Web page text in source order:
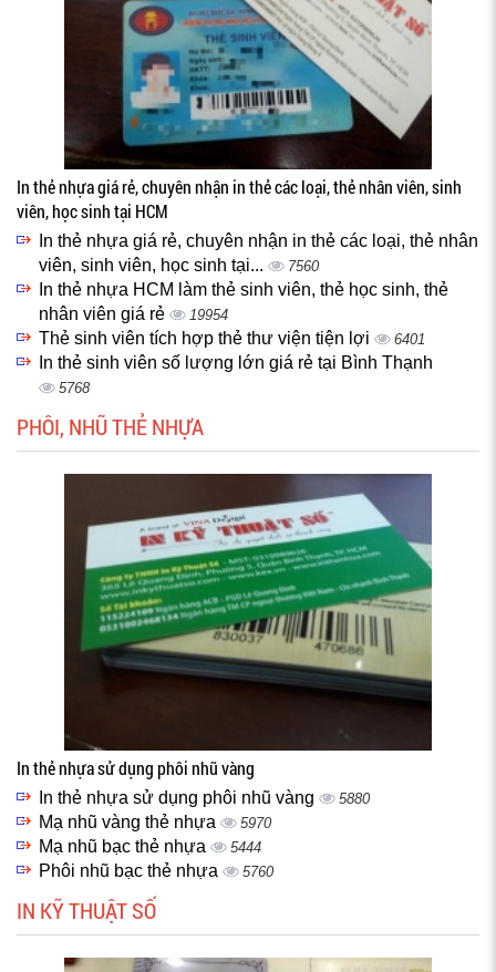
In thẻ nhựa giá rẻ, chuyên nhận in thẻ các loại, thẻ nhân viên, sinh
viên, học sinh tại HCM
In thẻ nhựa giá rẻ, chuyên nhận in thẻ các loại, thẻ nhân
viên, sinh viên, học sinh tại...
7560
In thẻ nhựa HCM làm thẻ sinh viên, thẻ học sinh, thẻ
nhân viên giá rẻ
19954
Thẻ sinh viên tích hợp thẻ thư viện tiện lợi 6401
In thẻ sinh viên số lượng lớn giá rẻ tại Bình Thạnh
5768
PHÔI, NHŨ THẺ NHỰA
In thẻ nhựa sử dụng phôi nhũ vàng
In thẻ nhựa sử dụng phôi nhũ vàng 5880
Mạ nhũ vàng thẻ nhựa 5970
Mạ nhũ bạc thẻ nhựa 5444
Phôi nhũ bạc thẻ nhựa 5760
IN KỸ THUẬT SỐ